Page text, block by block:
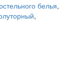
белья,
,